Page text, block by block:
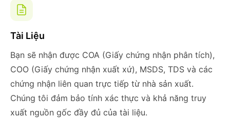
Tài Liệu
Bạn sẽ nhận được COA (Giấy chứng nhận phân tích),
COO (Giấy chứng nhận xuất xứ), MSDS, TDS và các
chứng nhận liên quan trực tiếp từ nhà sản xuất.
Chúng tôi đảm bảo tính xác thực và khả năng truy
xuất nguồn gốc đầy đủ của tài liệu.